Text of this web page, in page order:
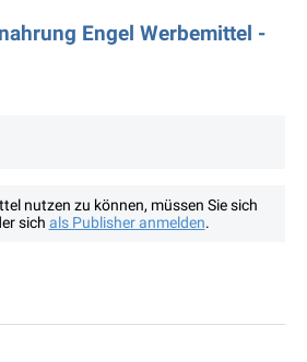
Engel Werbemittel -
nutzen zu können, müssen Sie sich
sich als Publisher anmelden.